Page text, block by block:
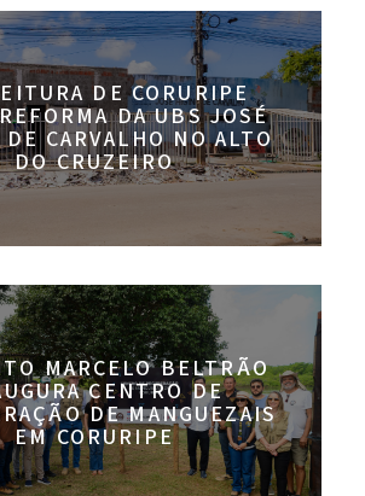
DE CORURIPE
DA UBS JOSÉ
CARVALHO NO ALTO
DO CRUZEIRO
MARCELO BELTRÃO
CENTRO DE
DE MANGUEZAIS
EM CORURIPE